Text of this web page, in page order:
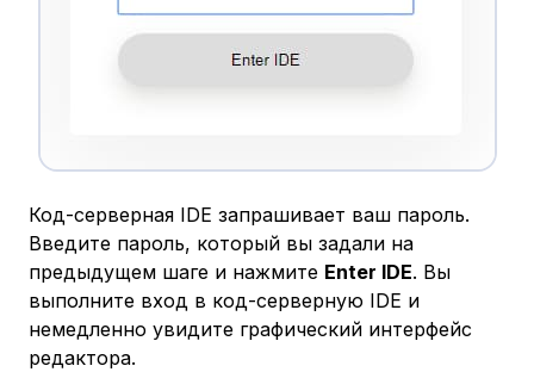
Код-серверная IDE запрашивает ваш пароль.
Введите пароль, который вы задали на
предыдущем шаге и нажмите Enter IDE. Вы
выполните вход в код-серверную IDE и
немедленно увидите графический интерфейс
редактора.